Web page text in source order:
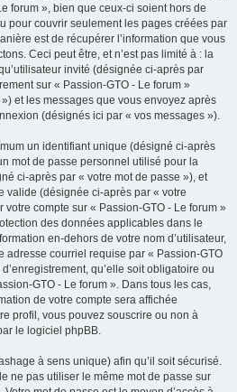
forum », bien que ceux-ci soient hors de
pour couvrir seulement les pages créées par
est de récupérer l’information que vous
Ceci peut être, et n’est pas limité à : la
invité (désignée ci-après par
sur « Passion-GTO - Le forum »
et les messages que vous envoyez après
(désignés ici par « vos messages »).
un identifiant unique (désigné ci-après
mot de passe personnel utilisé pour la
ci-après par « votre mot de passe »), et
valide (désignée ci-après par « votre
compte sur « Passion-GTO - Le forum »
des données applicables dans le
en-dehors de votre nom d’utilisateur,
adresse courriel requise par « Passion-GTO
qu’elle soit obligatoire ou
GTO - Le forum ». Dans tous les cas,
de votre compte sera affichée
profil, vous pouvez souscrire ou non à
le logiciel phpBB.
à sens unique) afin qu’il soit sécurisé.
ne pas utiliser le même mot de passe sur